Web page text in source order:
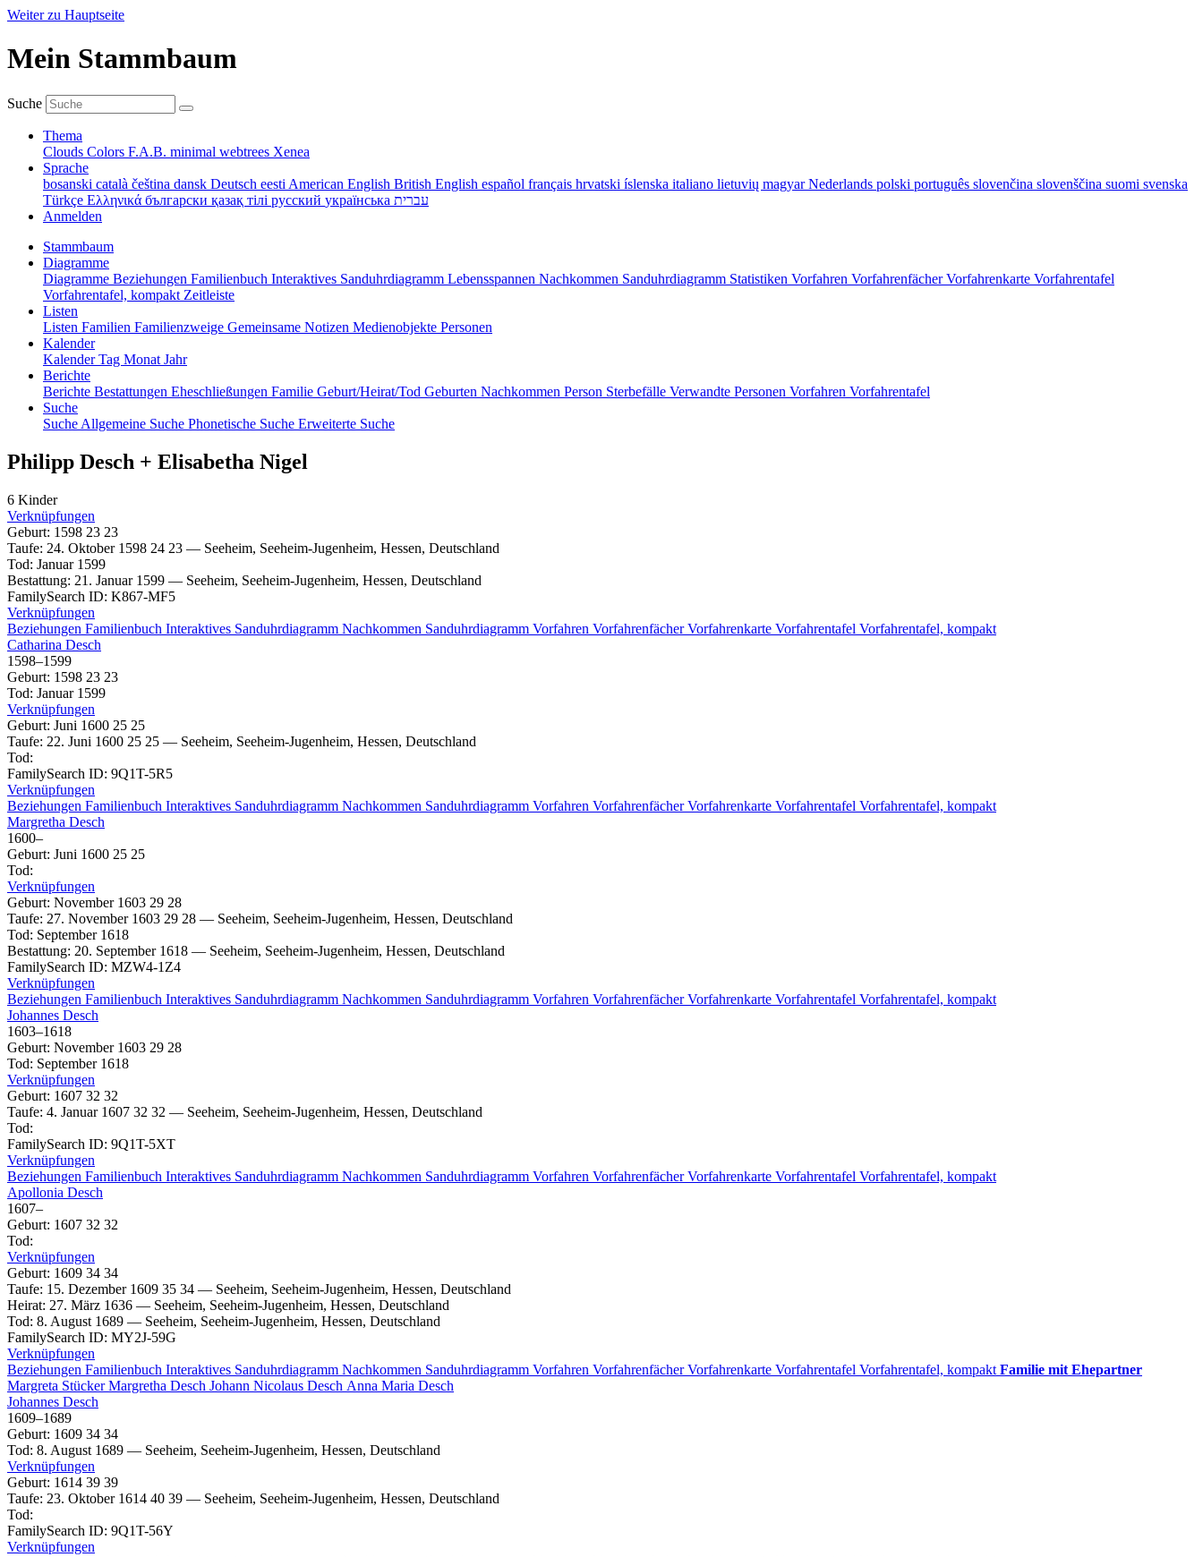
Weiter zu Hauptseite
Mein Stammbaum
Suche
Thema
Clouds Colors F.A.B. minimal webtrees Xenea
Sprache
bosanski català čeština dansk Deutsch eesti American English British English español français hrvatski íslenska italiano lietuvių magyarNederlands polski português slovenčina slovenščina suomi svenska
Türkçe Ελληνικά български қазақ тілі русский українська עברית
Anmelden
Stammbaum
Diagramme
Diagramme Beziehungen Familienbuch Interaktives Sanduhrdiagramm Lebensspannen Nachkommen Sanduhrdiagramm Statistiken Vorfahren VorfahrenfächerVorfahrenkarte Vorfahrentafel
Vorfahrentafel, kompakt Zeitleiste
Listen
Listen Familien Familienzweige Gemeinsame Notizen Medienobjekte Personen
Kalender
KalenderTag Monat Jahr
Berichte
Berichte Bestattungen Eheschließungen Familie Geburt/Heirat/Tod Geburten Nachkommen Person Sterbefälle Verwandte Personen Vorfahren Vorfahrentafel
Suche
Suche Allgemeine Suche Phonetische Suche Erweiterte Suche
Philipp Desch + Elisabetha Nigel
6 Kinder
Verknüpfungen
Geburt: 1598 23 23
Taufe: 24. Oktober 1598 24 23 — Seeheim, Seeheim-Jugenheim, Hessen, Deutschland
Tod: Januar 1599
Bestattung: 21. Januar 1599 — Seeheim, Seeheim-Jugenheim, Hessen, Deutschland
FamilySearch ID: K867-MF5
Verknüpfungen
Beziehungen Familienbuch Interaktives Sanduhrdiagramm Nachkommen Sanduhrdiagramm Vorfahren VorfahrenfächerVorfahrenkarte Vorfahrentafel Vorfahrentafel, kompakt
Catharina Desch
1598–1599
Geburt: 1598 23 23
Tod: Januar 1599
Verknüpfungen
Geburt: Juni 1600 25 25
Taufe: 22. Juni 1600 25 25 — Seeheim, Seeheim-Jugenheim, Hessen, Deutschland
Tod:
FamilySearch ID: 9Q1T-5R5
Verknüpfungen
Beziehungen Familienbuch Interaktives Sanduhrdiagramm Nachkommen Sanduhrdiagramm Vorfahren VorfahrenfächerVorfahrenkarte Vorfahrentafel Vorfahrentafel, kompakt
Margretha Desch
1600–
Geburt: Juni 1600 25 25
Tod:
Verknüpfungen
Geburt: November 1603 29 28
Taufe: 27. November 1603 29 28 — Seeheim, Seeheim-Jugenheim, Hessen, Deutschland
Tod: September 1618
Bestattung: 20. September 1618 — Seeheim, Seeheim-Jugenheim, Hessen, Deutschland
FamilySearch ID: MZW4-1Z4
Verknüpfungen
Beziehungen Familienbuch Interaktives Sanduhrdiagramm Nachkommen Sanduhrdiagramm Vorfahren VorfahrenfächerVorfahrenkarte Vorfahrentafel Vorfahrentafel, kompakt
Johannes Desch
1603–1618
Geburt: November 1603 29 28
Tod: September 1618
Verknüpfungen
Geburt: 1607 32 32
Taufe: 4. Januar 1607 32 32 — Seeheim, Seeheim-Jugenheim, Hessen, Deutschland
Tod:
FamilySearch ID: 9Q1T-5XT
Verknüpfungen
Beziehungen Familienbuch Interaktives Sanduhrdiagramm Nachkommen Sanduhrdiagramm Vorfahren VorfahrenfächerVorfahrenkarte Vorfahrentafel Vorfahrentafel, kompakt
Apollonia Desch
1607–
Geburt: 1607 32 32
Tod:
Verknüpfungen
Geburt: 1609 34 34
Taufe: 15. Dezember 1609 35 34 — Seeheim, Seeheim-Jugenheim, Hessen, Deutschland
Heirat: 27. März 1636 — Seeheim, Seeheim-Jugenheim, Hessen, Deutschland
Tod: 8. August 1689 — Seeheim, Seeheim-Jugenheim, Hessen, Deutschland
FamilySearch ID: MY2J-59G
Verknüpfungen
Beziehungen Familienbuch Interaktives Sanduhrdiagramm Nachkommen Sanduhrdiagramm Vorfahren VorfahrenfächerVorfahrenkarte Vorfahrentafel Vorfahrentafel, kompakt Familie mit Ehepartner
Margreta Stücker Margretha Desch Johann Nicolaus Desch Anna Maria Desch
Johannes Desch
1609–1689
Geburt: 1609 34 34
Tod: 8. August 1689 — Seeheim, Seeheim-Jugenheim, Hessen, Deutschland
Verknüpfungen
Geburt: 1614 39 39
Taufe: 23. Oktober 1614 40 39 — Seeheim, Seeheim-Jugenheim, Hessen, Deutschland
Tod:
FamilySearch ID: 9Q1T-56Y
Verknüpfungen